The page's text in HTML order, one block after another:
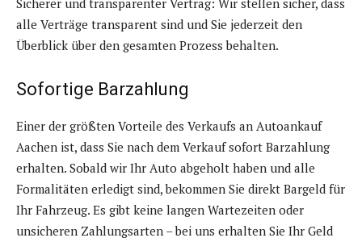
alle Verträge transparent sind und Sie jederzeit den
Überblick über den gesamten Prozess behalten.
Sofortige Barzahlung
Einer der größten Vorteile des Verkaufs an Autoankauf
Aachen ist, dass Sie nach dem Verkauf sofort Barzahlung
erhalten. Sobald wir Ihr Auto abgeholt haben und alle
Formalitäten erledigt sind, bekommen Sie direkt Bargeld für
Ihr Fahrzeug. Es gibt keine langen Wartezeiten oder
unsicheren Zahlungsarten – bei uns erhalten Sie Ihr Geld